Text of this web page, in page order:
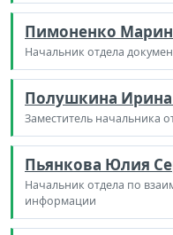
Пимоненко
Начальник отдела
Полушкина
Заместитель начальника
Пьянкова Юлия
Начальник отдела по
информации